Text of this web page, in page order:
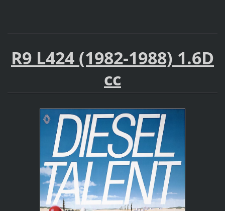
R9 L424 (1982-1988) 1.6D
cc